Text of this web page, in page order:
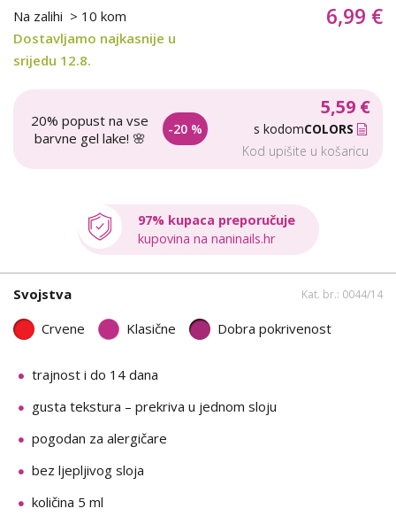
Na zalihi > 10 kom
Dostavljamo najkasnije u
srijedu 12.8.
6,99 €
20% popust na vse
barvne gel lake! 🌸
-20 %
5,59 €
s kodomCOLORS
Kod upišite u košaricu
97% kupaca preporučuje
kupovina na naninails.hr
Svojstva Kat. br.: 0044/14
Crvene Klasične Dobra pokrivenost
trajnost i do 14 dana
gusta tekstura – prekriva u jednom sloju
pogodan za alergičare
bez ljepljivog sloja
količina 5 ml